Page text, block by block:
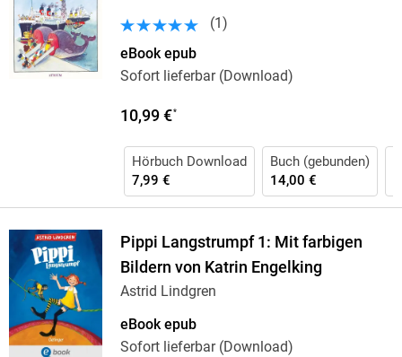
(1 )
eBook epub
Sofort lieferbar (Download)
10,99 €*
Hörbuch Download
7,99 €
Buch (gebunden)
14,00 €
Pippi Langstrumpf 1: Mit farbigen
Bildern von Katrin Engelking
Astrid Lindgren
eBook epub
Sofort lieferbar (Download)